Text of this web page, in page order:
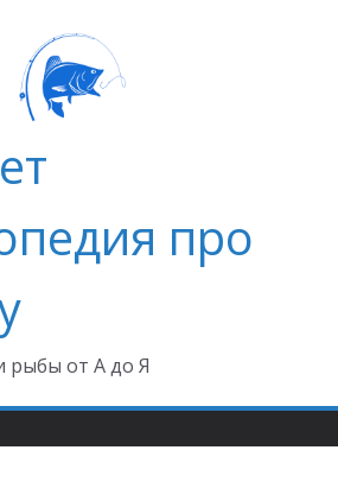
про
рыбы от А до Я